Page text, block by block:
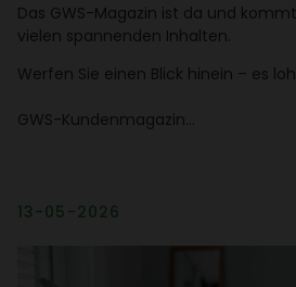
Das GWS-Magazin ist da und
vielen span­nenden Inhalten.
Werfen Sie einen Blick hinein – es
GWS-Kunden­ma­gazin…
13-05-2026